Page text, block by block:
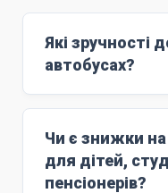
Які зручності
автобусах?
м'які комфортні
Wi-Fi;
Чи є знижки на
для дітей,
пенсіонерів?